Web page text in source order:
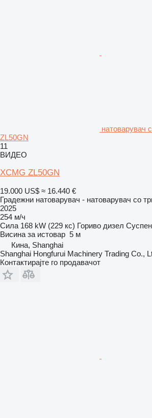
натоварувач
ZL50GN
11
ВИДЕО
XCMG ZL50GN
19.000 US$ ≈ 16.440 €
Градежни натоварувач - натоварувач со
2025
254 м/ч
Сила 168 kW (229 кс) Гориво дизел
Висина за истовар 5 м
Кина, Shanghai
Shanghai Hongfurui Machinery Trading Co.,
Контактирајте го продавачот